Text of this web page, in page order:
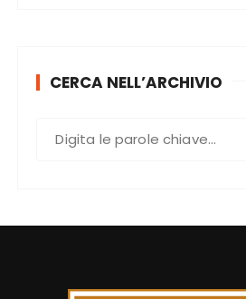
CERCA NELL’ARCHIVIO